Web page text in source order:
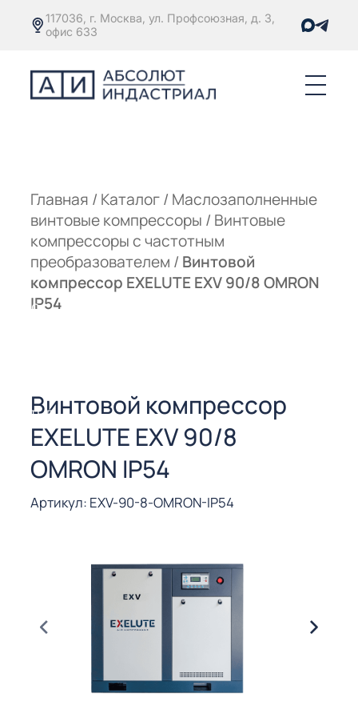
117036, г. Москва, ул. Профсоюзная, д. 3,
офис 633
Главная / Каталог/ Маслозаполненные
винтовые компрессоры / Винтовые
компрессоры с частотным
преобразователем / Винтовой
компрессор EXELUTE EXV 90/8 OMRON
IP54
Винтовой компрессор
EXELUTE EXV 90/8
OMRON IP54
Артикул: EXV-90-8-OMRON-IP54
С